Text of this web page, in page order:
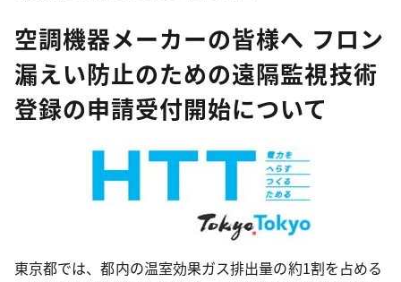
空調機器メーカーの皆様へ フロン
漏えい防止のための遠隔監視技術
登録の申請受付開始について
東京都では、都内の温室効果ガス排出量の約1割を占める